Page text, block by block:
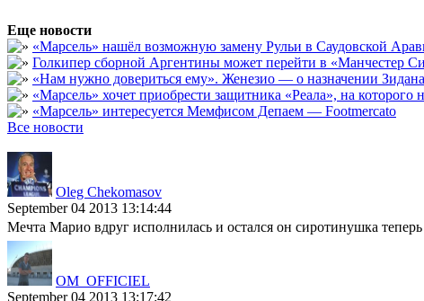
Еще новости
«Марсель» нашёл возможную замену Рульи в Саудовской
Голкипер сборной Аргентины может перейти в «Манчестер
«Нам нужно довериться ему». Женезио — о назначении
«Марсель» хочет приобрести защитника «Реала», на
«Марсель» интересуется Мемфисом Депаем — Footmercato
Все новости
Oleg Chekomasov
September 04 2013 13:14:44
Мечта Марио вдруг исполнилась и остался он сиротинушка
OM_OFFICIEL
September 04 2013 13:17:42